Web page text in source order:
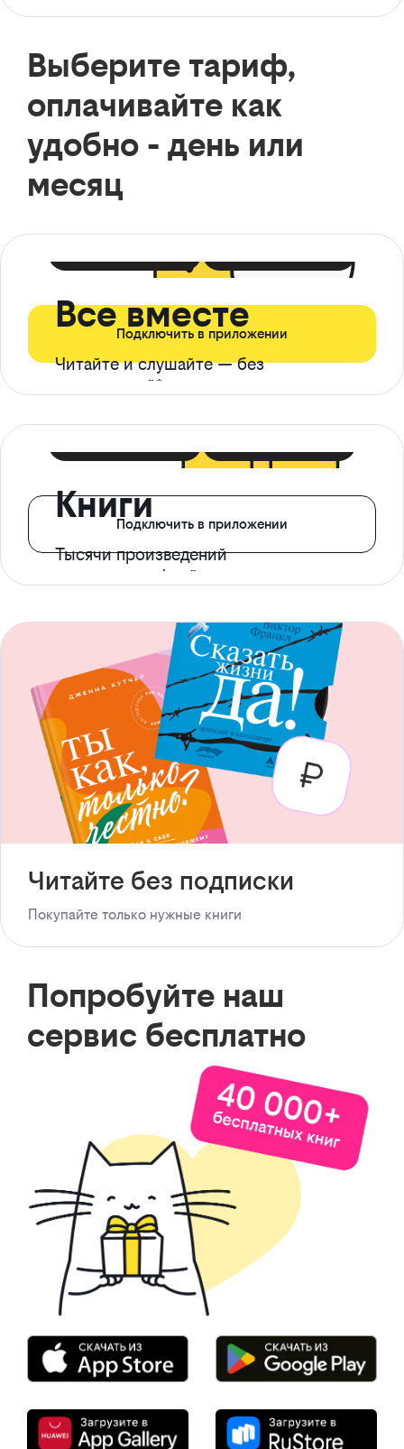
Выберите тариф,
оплачивайте как
удобно - день или
месяц
Все вместе
Читайте и слушайте — без
ограничений*
Подключить в приложении
Книги
Тысячи произведений
с доступом офлайн
Подключить в приложении
Читайте без подписки
Покупайте только нужные книги
Попробуйте наш
сервис бесплатно